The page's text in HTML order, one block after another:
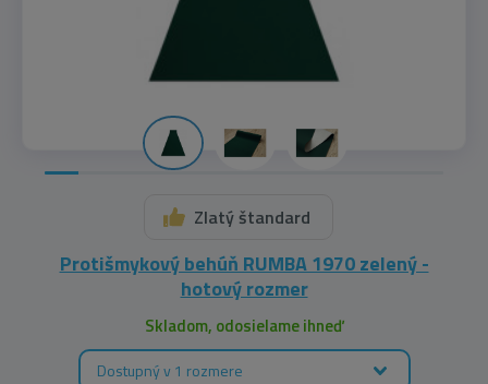
Zlatý štandard
Protišmykový behúň RUMBA 1970 zelený -
hotový rozmer
Skladom, odosielame ihneď
Dostupný v 1 rozmere